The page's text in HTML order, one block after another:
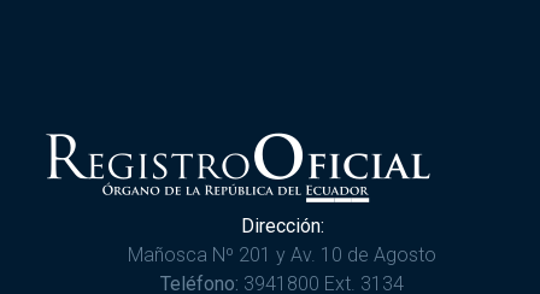
Dirección:
Mañosca Nº 201 y Av. 10 de Agosto
Teléfono: 3941800 Ext. 3134